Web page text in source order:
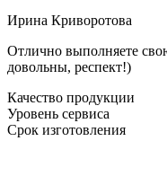
Ирина Криворотова
Отлично выполняете
довольны, респект!)
Качество продукции
Уровень сервиса
Срок изготовления